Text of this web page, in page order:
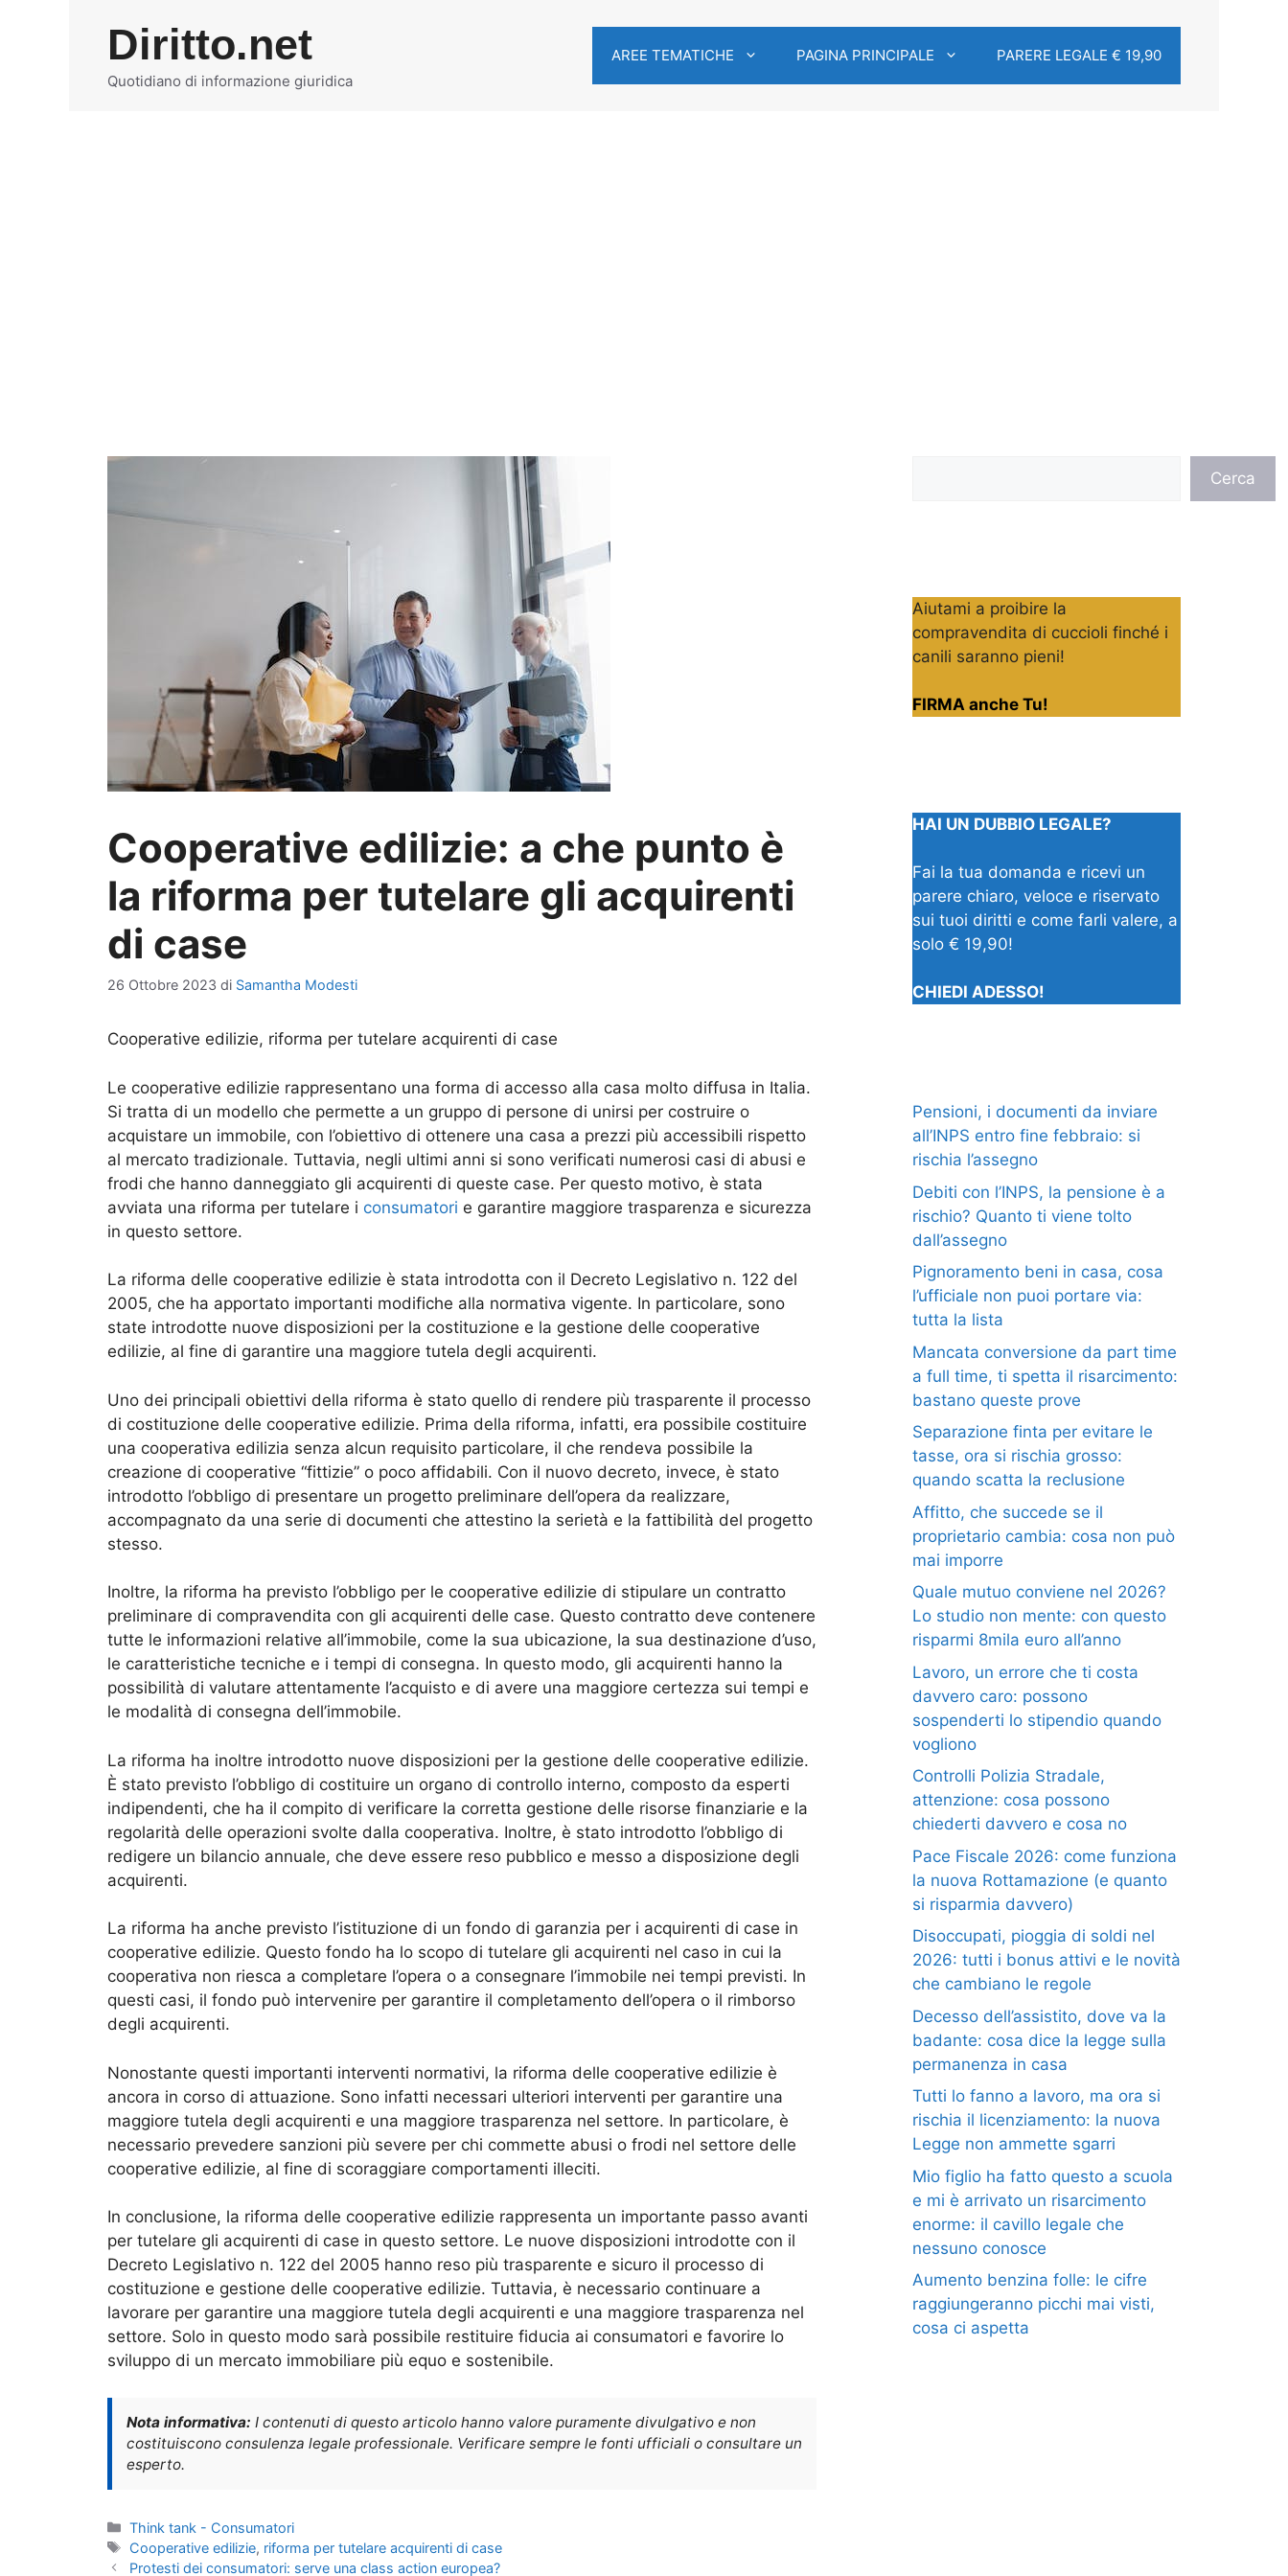
Diritto.net
Quotidiano di informazione giuridica
AREE TEMATICHE PAGINA PRINCIPALE PARERE LEGALE € 19,90
Cooperative edilizie: a che punto è
la riforma per tutelare gli acquirenti
di case
26 Ottobre 2023 di Samantha Modesti
Cooperative edilizie, riforma per tutelare acquirenti di case
Le cooperative edilizie rappresentano una forma di accesso alla casa molto diffusa in Italia.
Si tratta di un modello che permette a un gruppo di persone di unirsi per costruire o
acquistare un immobile, con l’obiettivo di ottenere una casa a prezzi più accessibili rispetto
al mercato tradizionale. Tuttavia, negli ultimi anni si sono verificati numerosi casi di abusi e
frodi che hanno danneggiato gli acquirenti di queste case. Per questo motivo, è stata
avviata una riforma per tutelare i consumatori e garantire maggiore trasparenza e sicurezza
in questo settore.
La riforma delle cooperative edilizie è stata introdotta con il Decreto Legislativo n. 122 del
2005, che ha apportato importanti modifiche alla normativa vigente. In particolare, sono
state introdotte nuove disposizioni per la costituzione e la gestione delle cooperative
edilizie, al fine di garantire una maggiore tutela degli acquirenti.
Uno dei principali obiettivi della riforma è stato quello di rendere più trasparente il processo
di costituzione delle cooperative edilizie. Prima della riforma, infatti, era possibile costituire
una cooperativa edilizia senza alcun requisito particolare, il che rendeva possibile la
creazione di cooperative “fittizie” o poco affidabili. Con il nuovo decreto, invece, è stato
introdotto l’obbligo di presentare un progetto preliminare dell’opera da realizzare,
accompagnato da una serie di documenti che attestino la serietà e la fattibilità del progetto
stesso.
Inoltre, la riforma ha previsto l’obbligo per le cooperative edilizie di stipulare un contratto
preliminare di compravendita con gli acquirenti delle case. Questo contratto deve contenere
tutte le informazioni relative all’immobile, come la sua ubicazione, la sua destinazione d’uso,
le caratteristiche tecniche e i tempi di consegna. In questo modo, gli acquirenti hanno la
possibilità di valutare attentamente l’acquisto e di avere una maggiore certezza sui tempi e
le modalità di consegna dell’immobile.
La riforma ha inoltre introdotto nuove disposizioni per la gestione delle cooperative edilizie.
È stato previsto l’obbligo di costituire un organo di controllo interno, composto da esperti
indipendenti, che ha il compito di verificare la corretta gestione delle risorse finanziarie e la
regolarità delle operazioni svolte dalla cooperativa. Inoltre, è stato introdotto l’obbligo di
redigere un bilancio annuale, che deve essere reso pubblico e messo a disposizione degli
acquirenti.
La riforma ha anche previsto l’istituzione di un fondo di garanzia per i acquirenti di case in
cooperative edilizie. Questo fondo ha lo scopo di tutelare gli acquirenti nel caso in cui la
cooperativa non riesca a completare l’opera o a consegnare l’immobile nei tempi previsti. In
questi casi, il fondo può intervenire per garantire il completamento dell’opera o il rimborso
degli acquirenti.
Nonostante questi importanti interventi normativi, la riforma delle cooperative edilizie è
ancora in corso di attuazione. Sono infatti necessari ulteriori interventi per garantire una
maggiore tutela degli acquirenti e una maggiore trasparenza nel settore. In particolare, è
necessario prevedere sanzioni più severe per chi commette abusi o frodi nel settore delle
cooperative edilizie, al fine di scoraggiare comportamenti illeciti.
In conclusione, la riforma delle cooperative edilizie rappresenta un importante passo avanti
per tutelare gli acquirenti di case in questo settore. Le nuove disposizioni introdotte con il
Decreto Legislativo n. 122 del 2005 hanno reso più trasparente e sicuro il processo di
costituzione e gestione delle cooperative edilizie. Tuttavia, è necessario continuare a
lavorare per garantire una maggiore tutela degli acquirenti e una maggiore trasparenza nel
settore. Solo in questo modo sarà possibile restituire fiducia ai consumatori e favorire lo
sviluppo di un mercato immobiliare più equo e sostenibile.
Nota informativa: I contenuti di questo articolo hanno valore puramente divulgativo e non
costituiscono consulenza legale professionale. Verificare sempre le fonti ufficiali o consultare un
esperto.
Categorie
Think tank - Consumatori
Tag
Cooperative edilizie, riforma per tutelare acquirenti di case
Protesti dei consumatori: serve una class action europea?
Cerca
Aiutami a proibire la
compravendita di cuccioli finché i
canili saranno pieni!
FIRMA anche Tu!
HAI UN DUBBIO LEGALE?
Fai la tua domanda e ricevi un
parere chiaro, veloce e riservato
sui tuoi diritti e come farli valere, a
solo € 19,90!
CHIEDI ADESSO!
Pensioni, i documenti da inviare
all’INPS entro fine febbraio: si
rischia l’assegno
Debiti con l’INPS, la pensione è a
rischio? Quanto ti viene tolto
dall’assegno
Pignoramento beni in casa, cosa
l’ufficiale non puoi portare via:
tutta la lista
Mancata conversione da part time
a full time, ti spetta il risarcimento:
bastano queste prove
Separazione finta per evitare le
tasse, ora si rischia grosso:
quando scatta la reclusione
Affitto, che succede se il
proprietario cambia: cosa non può
mai imporre
Quale mutuo conviene nel 2026?
Lo studio non mente: con questo
risparmi 8mila euro all’anno
Lavoro, un errore che ti costa
davvero caro: possono
sospenderti lo stipendio quando
vogliono
Controlli Polizia Stradale,
attenzione: cosa possono
chiederti davvero e cosa no
Pace Fiscale 2026: come funziona
la nuova Rottamazione (e quanto
si risparmia davvero)
Disoccupati, pioggia di soldi nel
2026: tutti i bonus attivi e le novità
che cambiano le regole
Decesso dell’assistito, dove va la
badante: cosa dice la legge sulla
permanenza in casa
Tutti lo fanno a lavoro, ma ora si
rischia il licenziamento: la nuova
Legge non ammette sgarri
Mio figlio ha fatto questo a scuola
e mi è arrivato un risarcimento
enorme: il cavillo legale che
nessuno conosce
Aumento benzina folle: le cifre
raggiungeranno picchi mai visti,
cosa ci aspetta